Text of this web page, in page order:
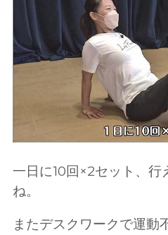
一日に10回×2セット、行
ね。
またデスクワークで運動